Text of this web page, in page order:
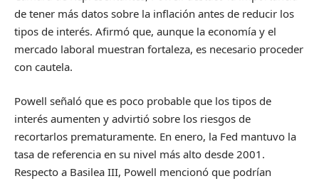
de tener más datos sobre la inflación antes de reducir los
tipos de interés. Afirmó que, aunque la economía y el
mercado laboral muestran fortaleza, es necesario proceder
con cautela.
Powell señaló que es poco probable que los tipos de
interés aumenten y advirtió sobre los riesgos de
recortarlos prematuramente. En enero, la Fed mantuvo la
tasa de referencia en su nivel más alto desde 2001.
Respecto a Basilea III, Powell mencionó que podrían